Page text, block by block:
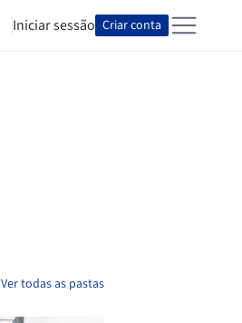
Iniciar sessão Criar conta
Ver todas as pastas